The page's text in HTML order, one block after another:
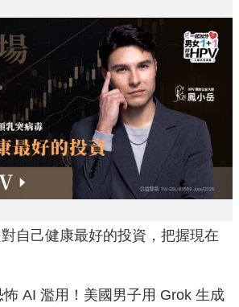
自己健康最好的投資，把握現在
怖 AI 濫用！美國男子用 Grok 生成